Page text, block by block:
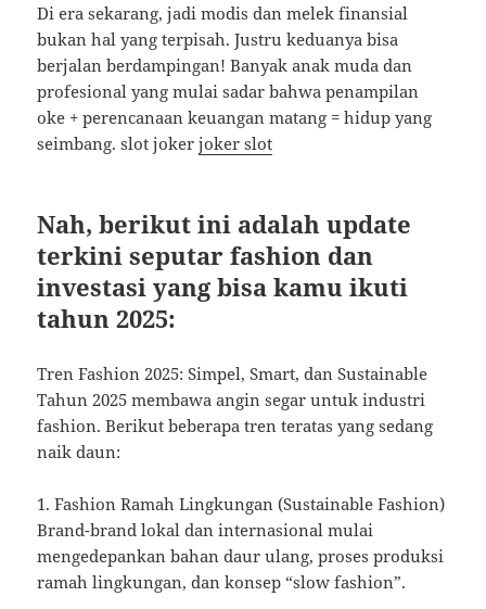
Di era sekarang, jadi modis dan melek finansial
bukan hal yang terpisah. Justru keduanya bisa
berjalan berdampingan! Banyak anak muda dan
profesional yang mulai sadar bahwa penampilan
oke + perencanaan keuangan matang = hidup yang
seimbang. slot jokerjoker slot
Nah, berikut ini adalah update
terkini seputar fashion dan
investasi yang bisa kamu ikuti
tahun 2025:
Tren Fashion 2025: Simpel, Smart, dan Sustainable
Tahun 2025 membawa angin segar untuk industri
fashion. Berikut beberapa tren teratas yang sedang
naik daun:
1. Fashion Ramah Lingkungan (Sustainable Fashion)
Brand-brand lokal dan internasional mulai
mengedepankan bahan daur ulang, proses produksi
ramah lingkungan, dan konsep “slow fashion”.